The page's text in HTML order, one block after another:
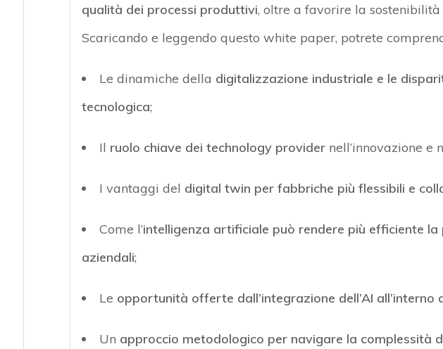
qualità dei processi produttivi, oltre a favorire la
Scaricando e leggendo questo white paper, potrete
Le dinamiche della digitalizzazione industriale e le
tecnologica;
Il ruolo chiave dei technologyprovider nell’innovazione e
I vantaggi del digital twin per fabbriche più flessibili e
Come l’intelligenza artificiale può rendere più efficiente
aziendali;
Le opportunità offerte dall’integrazione dell’AI all’interno
Un approccio metodologico per navigare la complessità